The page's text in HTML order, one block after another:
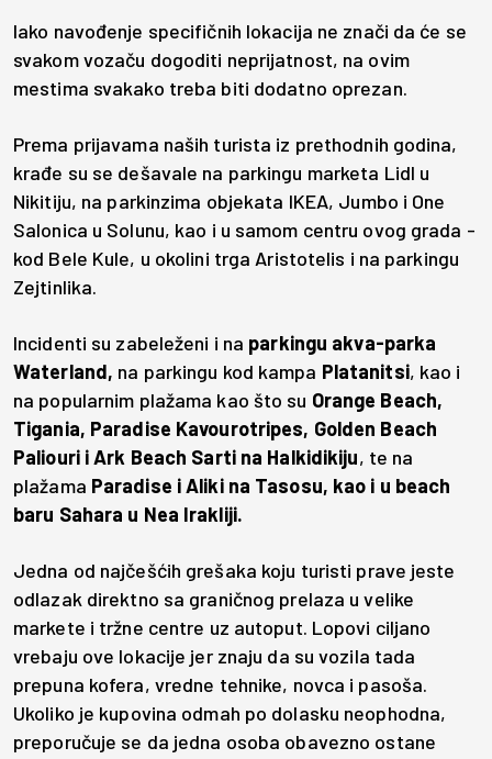
Iako navođenje specifičnih lokacija ne znači da će se
svakom vozaču dogoditi neprijatnost, na ovim
mestima svakako treba biti dodatno oprezan.
Prema prijavama naših turista iz prethodnih godina,
krađe su se dešavale na parkingu marketa Lidl u
Nikitiju, na parkinzima objekata IKEA, Jumbo i One
Salonica u Solunu, kao i u samom centru ovog grada -
kod Bele Kule, u okolini trga Aristotelis i na parkingu
Zejtinlika.
Incidenti su zabeleženi i na parkingu akva-parka
Waterland, na parkingu kod kampa Platanitsi, kao i
na popularnim plažama kao što su Orange Beach,
Tigania, Paradise Kavourotripes, Golden Beach
Paliouri i Ark Beach Sarti na Halkidikiju, te na
plažama Paradise i Aliki na Tasosu, kao i u beach
baru Sahara u Nea Irakliji.
Jedna od najčešćih grešaka koju turisti prave jeste
odlazak direktno sa graničnog prelaza u velike
markete i tržne centre uz autoput. Lopovi ciljano
vrebaju ove lokacije jer znaju da su vozila tada
prepuna kofera, vredne tehnike, novca i pasoša.
Ukoliko je kupovina odmah po dolasku neophodna,
preporučuje se da jedna osoba obavezno ostane